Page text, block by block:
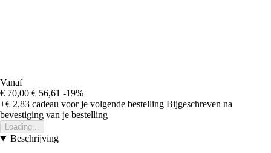
Vanaf
€ 70,00 € 56,61 -19%
+€ 2,83 cadeau voor je volgende bestelling Bijgeschreven na
bevestiging van je bestelling
Loading...
Beschrijving